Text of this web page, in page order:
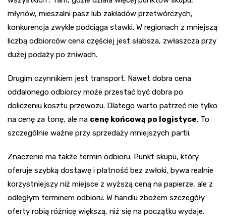
młynów, mieszalni pasz lub zakładów przetwórczych,
konkurencja zwykle podciąga stawki. W regionach z mniejszą
liczbą odbiorców cena częściej jest słabsza, zwłaszcza przy
dużej podaży po żniwach.
Drugim czynnikiem jest transport. Nawet dobra cena
oddalonego odbiorcy może przestać być dobra po
doliczeniu kosztu przewozu. Dlatego warto patrzeć nie tylko
na cenę za tonę, ale na cenę końcową po logistyce. To
szczególnie ważne przy sprzedaży mniejszych partii.
Znaczenie ma także termin odbioru. Punkt skupu, który
oferuje szybką dostawę i płatność bez zwłoki, bywa realnie
korzystniejszy niż miejsce z wyższą ceną na papierze, ale z
odległym terminem odbioru. W handlu zbożem szczegóły
oferty robią różnicę większą, niż się na początku wydaje.